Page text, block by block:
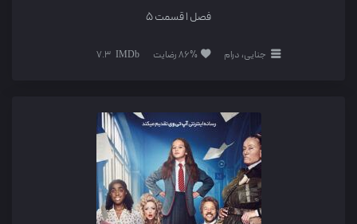
فصل 1 قسمت 5
جنایی، درام 86% رضایت